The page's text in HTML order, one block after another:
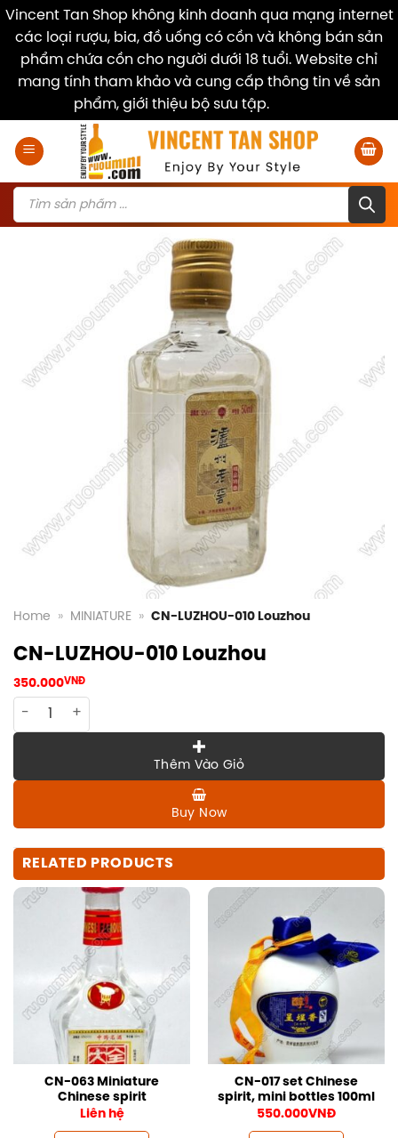
Vincent Tan Shop không kinh doanh qua mạng internet
các loại rượu, bia, đồ uống có cồn và không bán sản
phẩm chứa cồn cho người dưới 18 tuổi. Website chỉ
mang tính tham khảo và cung cấp thông tin về sản
phẩm, giới thiệu bộ sưu tập.
Products
search
Home » MINIATURE » CN-LUZHOU-010 Louzhou
CN-LUZHOU-010 Louzhou
350.000VNĐ
CN-LUZHOU-010 Louzhou quantity
Thêm Vào Giỏ
Buy Now
RELATED PRODUCTS
CN-063 Miniature
Chinese spirit
Liên hệ
CN-017 set Chinese
spirit, mini bottles 100ml
550.000VNĐ